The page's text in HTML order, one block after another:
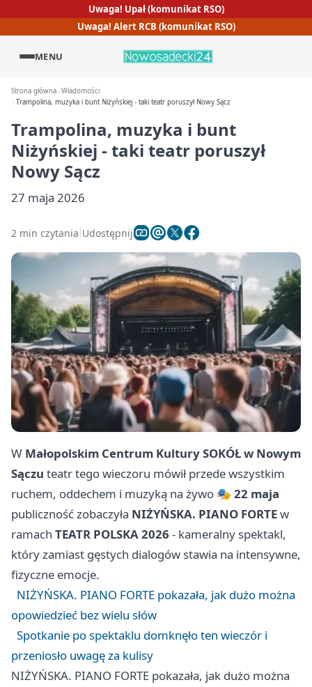
Uwaga! Upał (komunikat RSO)
Uwaga! Alert RCB (komunikat RSO)
MENU
Strona główna Wiadomości
Trampolina, muzyka i bunt Niżyńskiej - taki teatr poruszył Nowy Sącz
Trampolina, muzyka i bunt
Niżyńskiej - taki teatr poruszył
Nowy Sącz
27 maja 2026
2 min czytania Udostępnij
W Małopolskim Centrum Kultury SOKÓŁ w Nowym
Sączu teatr tego wieczoru mówił przede wszystkim
ruchem, oddechem i muzyką na żywo 🎭 22 maja
publiczność zobaczyła NIŻYŃSKA. PIANO FORTEw
ramach TEATR POLSKA 2026 - kameralny spektakl,
który zamiast gęstych dialogów stawia na intensywne,
fizyczne emocje.
NIŻYŃSKA. PIANO FORTE pokazała, jak dużo można
opowiedzieć bez wielu słów
Spotkanie po spektaklu domknęło ten wieczór i
przeniosło uwagę za kulisy
NIŻYŃSKA. PIANO FORTE pokazała, jak dużo można